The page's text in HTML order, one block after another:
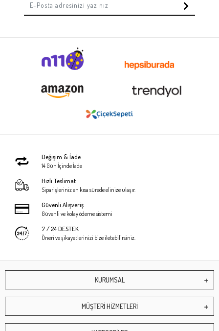
Değişim & İade
14 Gün İçinde İade
Hızlı Teslimat
Siparişleriniz en kısa sürede elinize ulaşır.
Güvenli Alışveriş
Güvenli ve kolay ödeme sistemi
7 / 24 DESTEK
Öneri ve şikayetlerinizi bize iletebilirsiniz.
KURUMSAL
MÜŞTERİ HİZMETLERİ